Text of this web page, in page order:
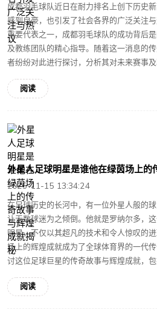
成都羽毛球队近日在耐力排名上创下历史
感到自豪，也引发了社会各界的广泛关注
重要代表之一，成都羽毛球队的成功背后
及教练团队的精心指导。随着这一消息的
者纷纷对此进行探讨，分析其对未来赛事
阅读
外星人足球明星是谁他在绿茵场上的
2025-11-15 13:34:24
在足球历史的长河中，有一位外星人般的
让无数球迷为之倾倒。他就是罗纳尔多，
明星，不仅以其超凡的技术和令人惊叹的
场上的辉煌成就成为了全球体育界的一代
讨这位足球巨星的传奇故事与辉煌成就，
阅读